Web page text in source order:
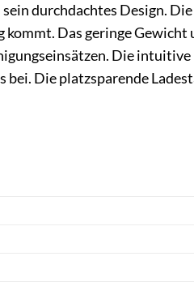
durchdachtes Design.
Das geringe Gewicht
Die
bei. Die platzsparende